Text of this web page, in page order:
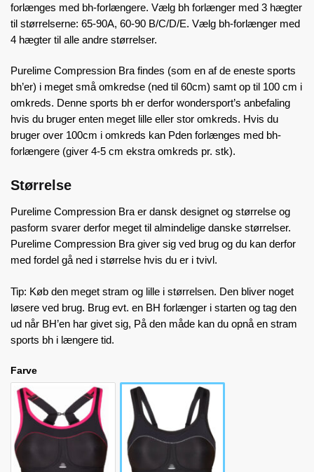
forlænges med bh-forlængere. Vælg bh forlænger med 3 hægter
til størrelserne: 65-90A, 60-90 B/C/D/E. Vælg bh-forlænger med
4 hægter til alle andre størrelser.
Purelime Compression Bra findes (som en af de eneste sports
bh’er) i meget små omkredse (ned til 60cm) samt op til 100 cm i
omkreds. Denne sports bh er derfor wondersport’s anbefaling
hvis du bruger enten meget lille eller stor omkreds. Hvis du
bruger over 100cm i omkreds kan Pden forlænges med bh-
forlængere (giver 4-5 cm ekstra omkreds pr. stk).
Størrelse
Purelime Compression Bra er dansk designet og størrelse og
pasform svarer derfor meget til almindelige danske størrelser.
Purelime Compression Bra giver sig ved brug og du kan derfor
med fordel gå ned i størrelse hvis du er i tvivl.
Tip: Køb den meget stram og lille i størrelsen. Den bliver noget
løsere ved brug. Brug evt. en BH forlænger i starten og tag den
ud når BH’en har givet sig, På den måde kan du opnå en stram
sports bh i længere tid.
Farve